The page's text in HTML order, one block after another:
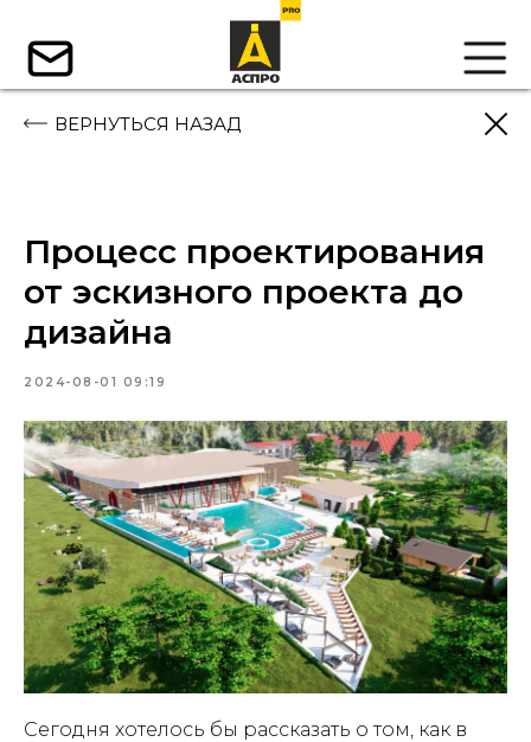
ВЕРНУТЬСЯ НАЗАД
Процесс проектирования
от эскизного проекта до
дизайна
2024-08-01 09:19
Сегодня хотелось бы рассказать о том, как в